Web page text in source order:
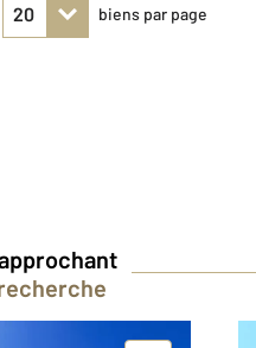
biens par page